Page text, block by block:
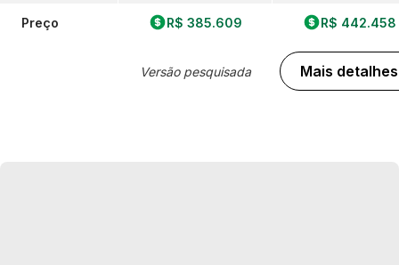
Preço R$ 385.609
Versão pesquisada
R$ 442.458
Mais detalhes